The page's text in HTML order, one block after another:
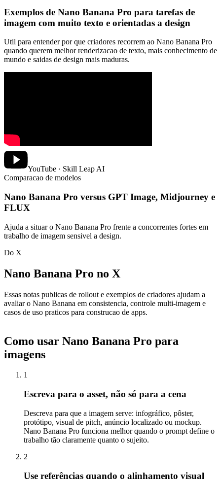
Exemplos de Nano Banana Pro para tarefas de
imagem com muito texto e orientadas a design
Util para entender por que criadores recorrem ao Nano Banana Pro
quando querem melhor renderizacao de texto, mais conhecimento de
mundo e saidas de design mais maduras.
YouTube · Skill Leap AI
Comparacao de modelos
Nano Banana Pro versus GPT Image, Midjourney e
FLUX
Ajuda a situar o Nano Banana Pro frente a concorrentes fortes em
trabalho de imagem sensivel a design.
Do X
Nano Banana Pro no X
Essas notas publicas de rollout e exemplos de criadores ajudam a
avaliar o Nano Banana em consistencia, controle multi-imagem e
casos de uso praticos para construcao de apps.
Como usar Nano Banana Pro para
imagens
1
Escreva para o asset, não só para a cena
Descreva para que a imagem serve: infográfico, pôster,
protótipo, visual de pitch, anúncio localizado ou mockup.
Nano Banana Pro funciona melhor quando o prompt define o
trabalho tão claramente quanto o sujeito.
2
Use referências quando o alinhamento visual